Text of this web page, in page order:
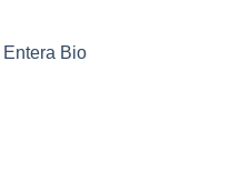
Entera Bio מדווחת על תוצאות הרבעון הראשון של 2021 ומספקת עדכונים חשובים